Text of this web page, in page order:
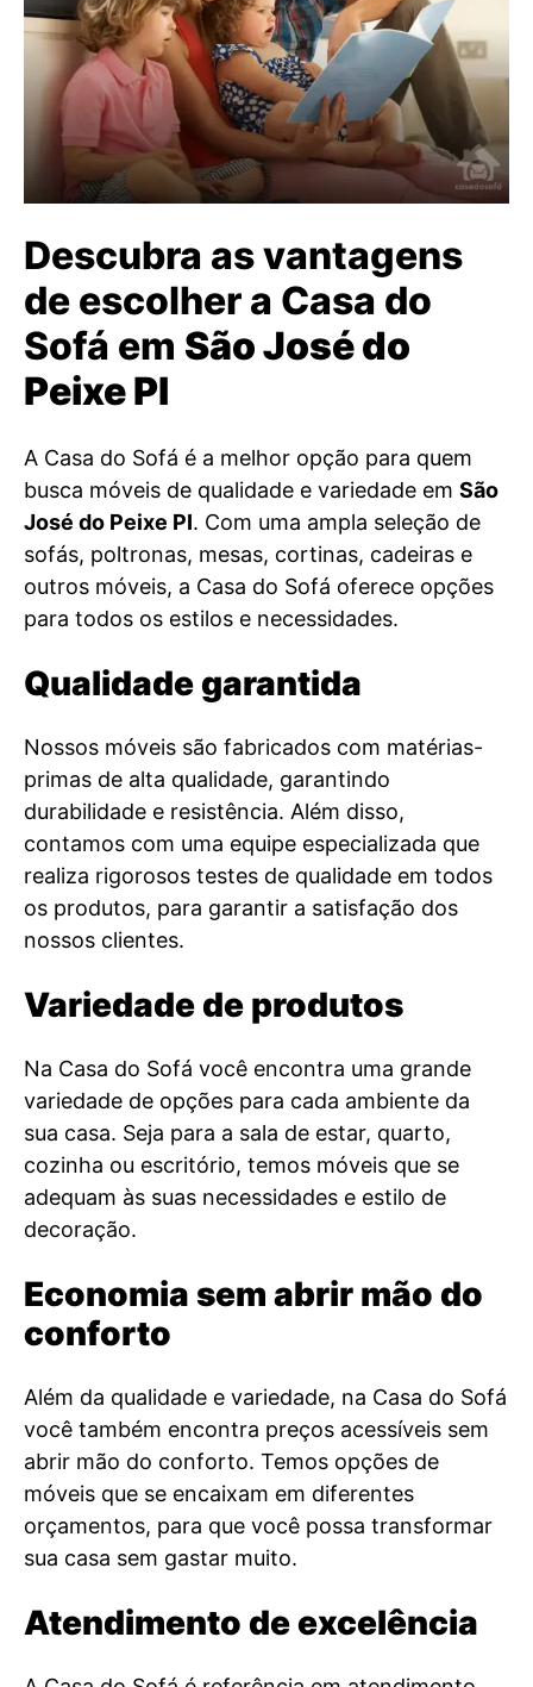
Descubra as vantagens
de escolher a Casa do
Sofá em São José do
Peixe PI
A Casa do Sofá é a melhor opção para quem
busca móveis de qualidade e variedade em São
José do Peixe PI. Com uma ampla seleção de
sofás, poltronas, mesas, cortinas, cadeiras e
outros móveis, a Casa do Sofá oferece opções
para todos os estilos e necessidades.
Qualidade garantida
Nossos móveis são fabricados com matérias-
primas de alta qualidade, garantindo
durabilidade e resistência. Além disso,
contamos com uma equipe especializada que
realiza rigorosos testes de qualidade em todos
os produtos, para garantir a satisfação dos
nossos clientes.
Variedade de produtos
Na Casa do Sofá você encontra uma grande
variedade de opções para cada ambiente da
sua casa. Seja para a sala de estar, quarto,
cozinha ou escritório, temos móveis que se
adequam às suas necessidades e estilo de
decoração.
Economia sem abrir mão do
conforto
Além da qualidade e variedade, na Casa do Sofá
você também encontra preços acessíveis sem
abrir mão do conforto. Temos opções de
móveis que se encaixam em diferentes
orçamentos, para que você possa transformar
sua casa sem gastar muito.
Atendimento de excelência